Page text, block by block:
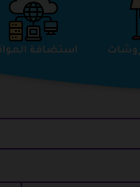
الاثاث والمفروشات